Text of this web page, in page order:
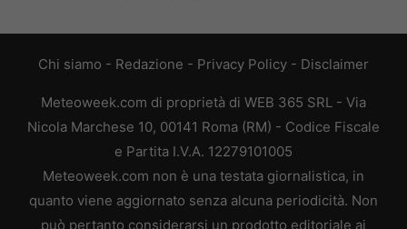
Chi siamo - Redazione - Privacy Policy - Disclaimer
Meteoweek.com di proprietà di WEB 365 SRL - Via
Nicola Marchese 10, 00141 Roma (RM) - Codice Fiscale
e Partita I.V.A. 12279101005
Meteoweek.com non è una testata giornalistica, in
quanto viene aggiornato senza alcuna periodicità. Non
può pertanto considerarsi un prodotto editoriale ai